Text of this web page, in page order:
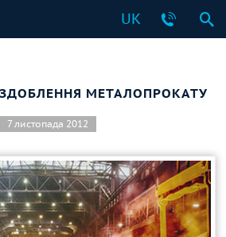
UK
МЕТАЛОПРОКАТУ
7 листопада 2012